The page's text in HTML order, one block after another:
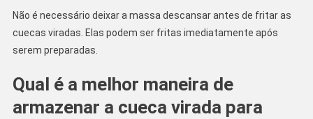
Não é necessário deixar a massa descansar antes de fritar as
cuecas viradas. Elas podem ser fritas imediatamente após
serem preparadas.
Qual é a melhor maneira de
armazenar a cueca virada para